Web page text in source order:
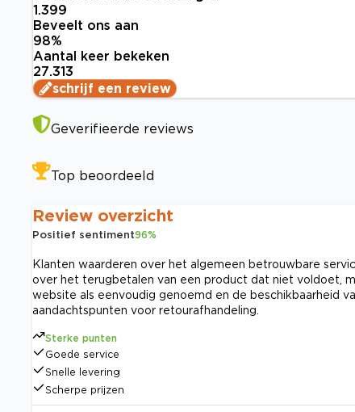
1.399
Beveelt ons aan
98%
Aantal keer bekeken
27.313
schrijf een review
Geverifieerde reviews
Top beoordeeld
Review overzicht
Positief sentiment96%
Klanten waarderen over het algemeen betrouwbare
over het terugbetalen van een product dat niet voldoet,
website als eenvoudig genoemd en de beschikbaarheid
aandachtspunten voor retourafhandeling.
Sterke punten
Goede service
Snelle levering
Scherpe prijzen